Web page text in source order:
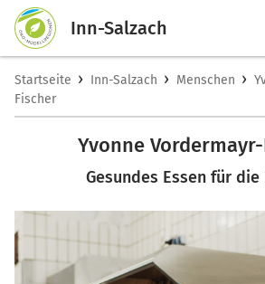
Inn-Salzach
Startseite › Inn-Salzach › Menschen ›
Fischer
Yvonne
Gesundes Essen für die